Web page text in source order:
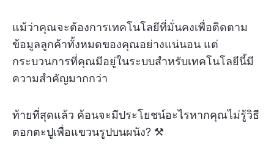
แม้ว่าคุณจะต้องการเทคโนโลยีที่มั่นคงเพื่อติดตาม
ข้อมูลลูกค้าทั้งหมดของคุณอย่างแน่นอน แต่
กระบวนการที่คุณมีอยู่ในระบบสำหรับเทคโนโลยีนี้มี
ความสำคัญมากกว่า
ท้ายที่สุดแล้ว ค้อนจะมีประโยชน์อะไรหากคุณไม่รู้วิธี
ตอกตะปูเพื่อแขวนรูปบนผนัง? ⚒️